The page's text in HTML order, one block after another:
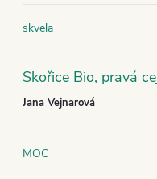
skvela
Jana Vejnarová
MOC